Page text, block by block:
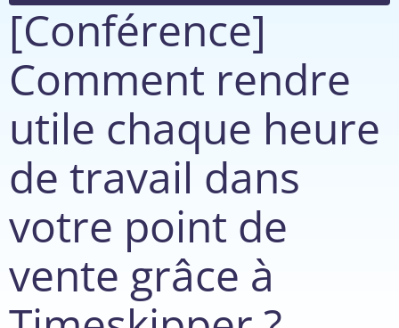
[Conférence]
Comment rendre
utile chaque heure
de travail dans
votre point de
vente grâce à